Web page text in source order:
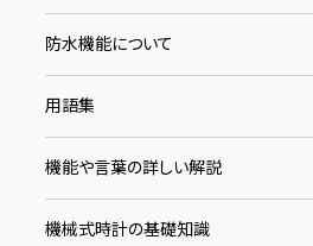
防水機能について
用語集
機能や言葉の詳しい解説
機械式時計の基礎知識